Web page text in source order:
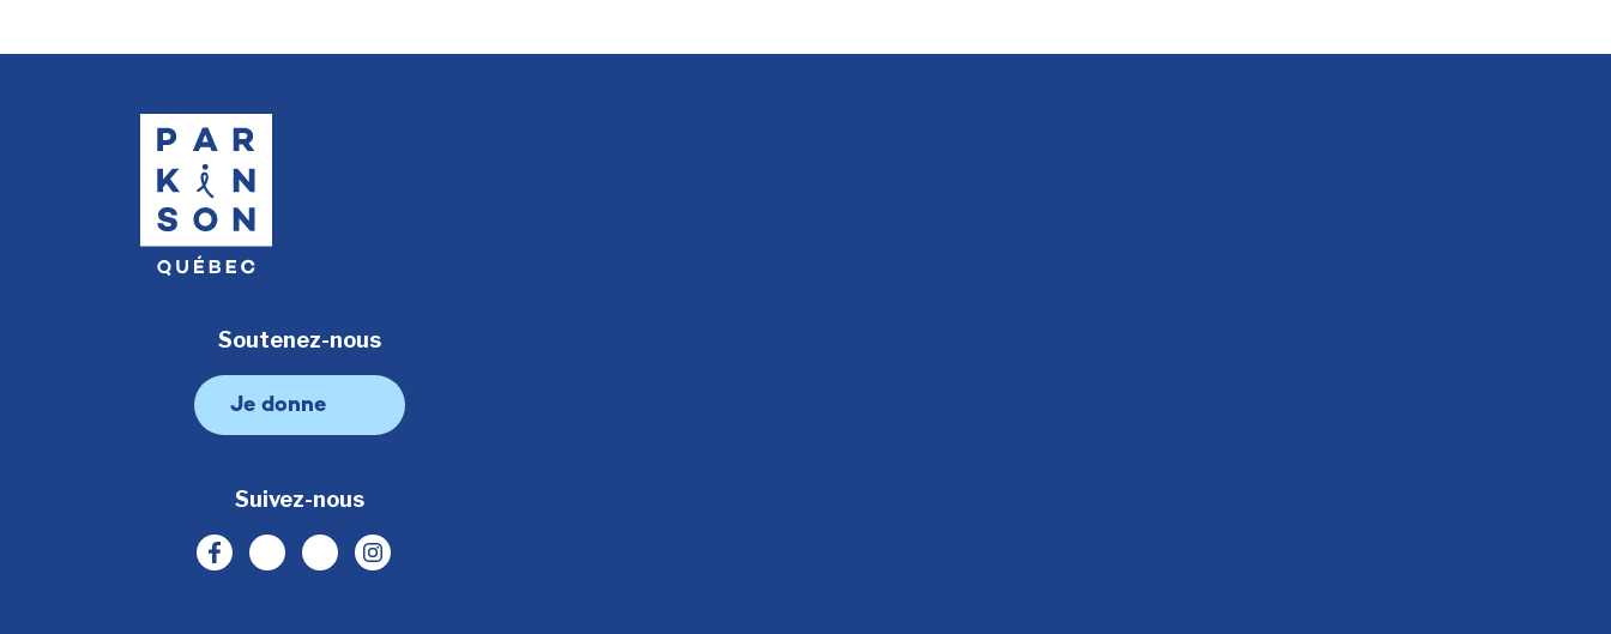
Soutenez-nous
Je donne
Suivez-nous
FacebookLinkedinYoutubeInstagram